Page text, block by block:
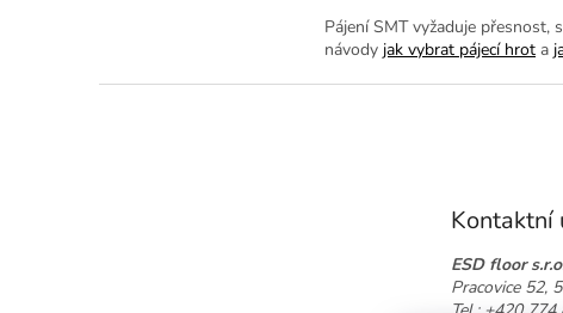
Pájení SMT vyžaduje
návody jak vybrat pájecí hrot a
Kontaktní
ESD floor
Pracovice 52,